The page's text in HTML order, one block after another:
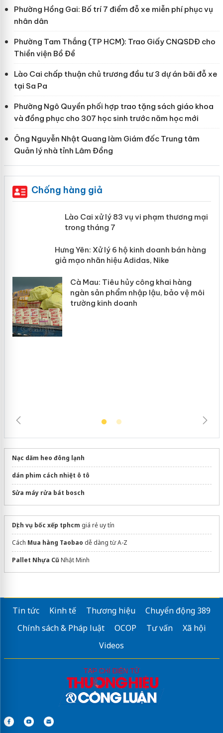
Phường Hồng Gai: Bố trí 7 điểm đỗ xe miễn phí phục vụ
nhân dân
Phường Tam Thắng (TP HCM): Trao Giấy CNQSDĐ cho
Thiền viện Bồ Đề
Lào Cai chấp thuận chủ trương đầu tư 3 dự án bãi đỗ xe
tại Sa Pa
Phường Ngô Quyền phối hợp trao tặng sách giáo khoa
và đồng phục cho 307 học sinh trước năm học mới
Ông Nguyễn Nhật Quang làm Giám đốc Trung tâm
Quản lý nhà tỉnh Lâm Đồng
Chống hàng giả
Lào Cai xử lý 83 vụ vi phạm thương
mại trong tháng 7
Hưng Yên: Xử lý 6 hộ kinh doanh bán
hàng giả mạo nhãn hiệu Adidas, Nike
Nạc dăm heo đông lạnh
dán phim cách nhiệt ô tô
Sửa máy rửa bát bosch
Dịch vụ bốc xếp tphcm giá rẻ uy tín
Cách Mua hàng Taobao dễ dàng từ A-Z
Pallet Nhựa Cũ Nhật Minh
Tin tức Kinh tế Thương hiệu
Chuyển động 389
Chính sách & Pháp luật
OCOP Tư vấn
Xã hội
Videos